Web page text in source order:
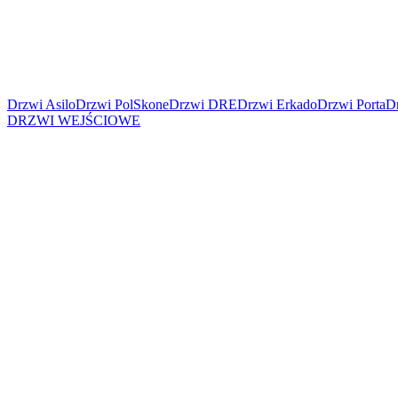
Drzwi AsiloDrzwi PolSkoneDrzwi DREDrzwi ErkadoDrzwi Porta
DRZWI WEJŚCIOWE